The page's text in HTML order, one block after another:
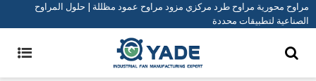
مراوح محورية مراوح طرد مركزي مزود مراوح عمود مظللة | حلول المراوح
الصناعية لتطبيقات محددة